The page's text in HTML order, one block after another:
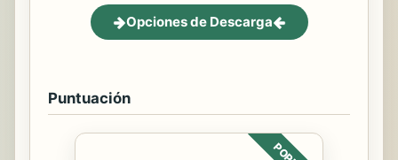
Opciones de Descarga
Puntuación